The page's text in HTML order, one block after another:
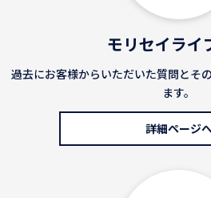
モリセイライ
過去にお客様からいただいた質問とそ
ます。
詳細ページ